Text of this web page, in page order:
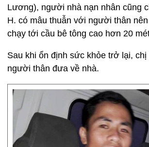
Lương), người nhà nạn nhân cũng
H. có mâu thuẫn với người thân
chạy tới cầu bê tông cao hơn 20
Sau khi ổn định sức khỏe trở lại,
người thân đưa về nhà.